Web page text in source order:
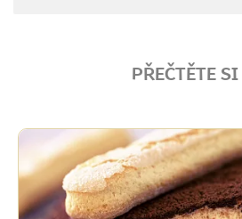
PŘEČTĚTE